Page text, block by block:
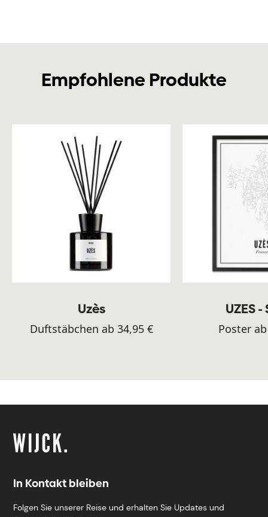
Empfohlene Produkte
Uzès
Duftstäbchen ab 34,95 €
UZES
Poster
In Kontakt bleiben
Folgen Sie unserer Reise und erhalten Sie Updates und